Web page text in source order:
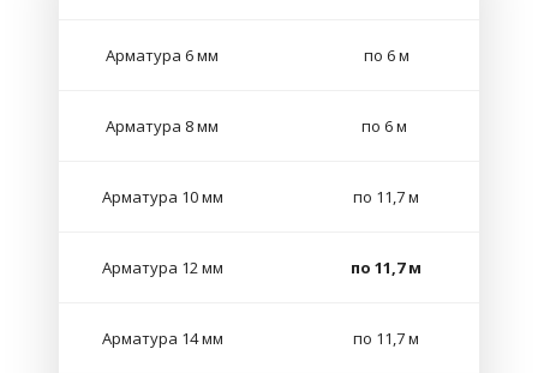
Арматура 6 мм по 6 м
Арматура 8 мм по 6 м
Арматура 10 мм по 11,7 м
Арматура 12 мм по 11,7 м
Арматура 14 мм по 11,7 м